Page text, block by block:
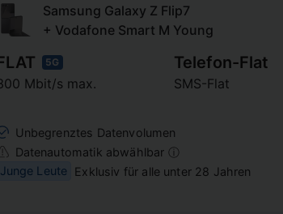
Samsung Galaxy Z Flip7
+ Vodafone Smart M Young
5G
Mbit/s max.
Telefon-Flat
SMS-Flat
Unbegrenztes Datenvolumen
Datenautomatik abwählbar ⓘ
Junge Leute
Exklusiv für alle unter 28 Jahren